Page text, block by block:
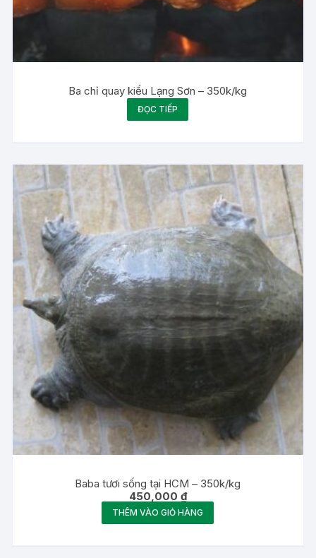
Ba chỉ quay kiểu Lạng Sơn – 350k/kg
ĐỌC TIẾP
Baba tươi sống tại HCM – 350k/kg
450,000 ₫
THÊM VÀO GIỎ HÀNG